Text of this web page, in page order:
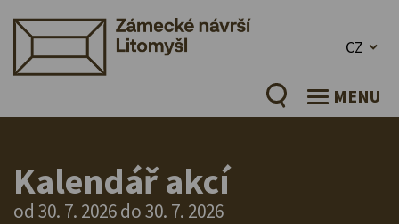
CZ
MENU
Kalendář akcí
od 30. 7. 2026 do 30. 7. 2026